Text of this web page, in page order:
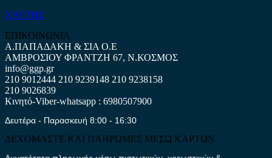
ΧΑΡΤΗΣ
ΕΠΙΚΟΙΝΩΝΙΑ
Α.ΠΑΠΑΔΑΚΗ & ΣΙΑ Ο.Ε
ΑΜΒΡΟΣΙΟΥ ΦΡΑΝΤΖΗ 67, Ν.ΚΟΣΜΟΣ
info@ggp.gr
210 9012444 210 9239148 210 9238158
210 9026839
Κινητό-Viber-whatsapp : 6980507900
Δευτέρα - Παρασκευή 8:00 - 16:30
ΔΕΧΟΜΑΣΤΕ ΚΑΙ ΠΛΗΡΩΜΕΣ ΜΕΣΩ ΚΑΡΤΩΝ